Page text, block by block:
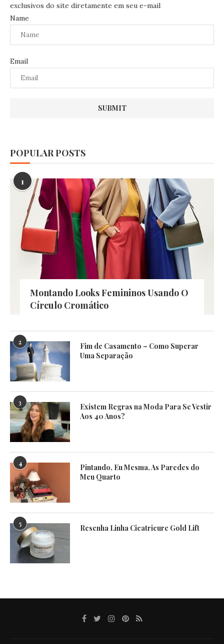
exclusivos do site diretamente em seu e-mail
Name
Email
POPULAR POSTS
1
Montando Looks Femininos Usando O
Círculo Cromático
2
Fim de Casamento – Como Superar
Uma Separação
3
Existem Regras na Moda Para Se Vestir
Aos 40 Anos?
4
Pintando, Eu Mesma, As Paredes do
Meu Quarto
5 Resenha Linha Cicatricure Gold Lift